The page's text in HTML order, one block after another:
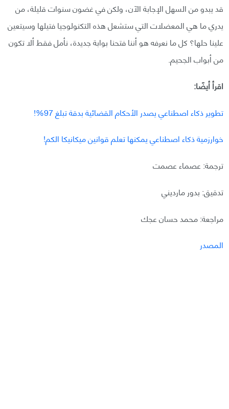
قد يبدو من السهل الإجابة الآن، ولكن في غضون سنوات قليلة، من
يدري ما هي المعضلات التي ستشعل هذه التكنولوجيا فتيلها وسيتعين
علينا حلها؟ كل ما نعرفه هو أننا فتحنا بوابة جديدة، نأمل فقط ألا تكون
من أبواب الجحيم.
اقرأ أيضًا:
تطوير ذكاء اصطناعي يصدر الأحكام القضائية بدقة تبلغ 97%!
خوارزمية ذكاء اصطناعي يمكنها تعلم قوانين ميكانيكا الكم!
ترجمة: عصماء عصمت
تدقيق: بدور مارديني
مراجعة: محمد حسان عجك
المصدر